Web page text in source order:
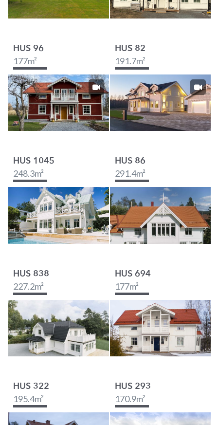
HUS 96
177m²
HUS 82
191.7m²
HUS 1045
248.3m²
HUS 86
291.4m²
HUS 838
227.2m²
HUS 694
177m²
HUS 322
195.4m²
HUS 293
170.9m²